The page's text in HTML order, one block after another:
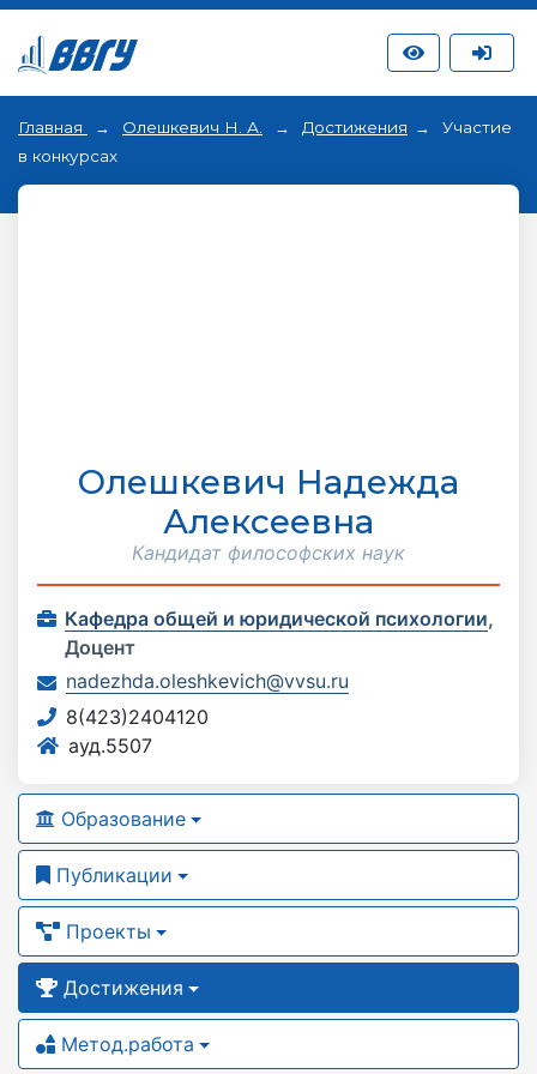
Главная Олешкевич Н. А. Достижения
Участие
в конкурсах
Олешкевич Надежда
Алексеевна
Кандидат философских наук
Кафедра общей и юридической психологии,
Доцент
nadezhda.oleshkevich@vvsu.ru
8(423)2404120
ауд.5507
Образование
Публикации
Проекты
Достижения
Метод.работа